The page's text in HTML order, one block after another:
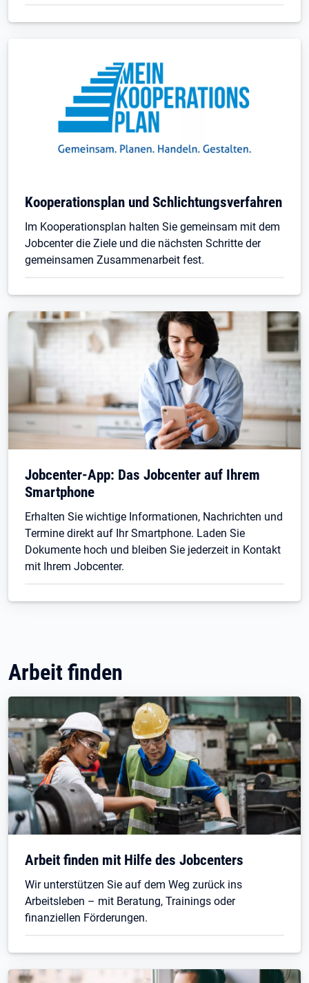
Kooperationsplan und Schlichtungsverfahren
Im Kooperationsplan halten Sie gemeinsam mit dem
Jobcenter die Ziele und die nächsten Schritte der
gemeinsamen Zusammenarbeit fest.
Jobcenter-App: Das Jobcenter auf Ihrem
Smartphone
Erhalten Sie wichtige Informationen, Nachrichten und
Termine direkt auf Ihr Smartphone. Laden Sie
Dokumente hoch und bleiben Sie jederzeit in Kontakt
mit Ihrem Jobcenter.
Arbeit finden
Arbeit finden mit Hilfe des Jobcenters
Wir unterstützen Sie auf dem Weg zurück ins
Arbeitsleben – mit Beratung, Trainings oder
finanziellen Förderungen.